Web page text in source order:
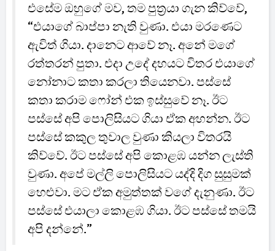
එසේම ඔහුගේ මව, තම පුත්‍රයා ගැන කිව්වේ,
“එයාගේ බාප්පා නැති වුණා. එයා මරණෙට
ඇවිත් ගියා. දානෙට ආවේ නෑ. අනේ මගේ
රත්තරන් පුතා. එදා උදේ දහයට විතර එයාගේ
නෝනාට කතා කරලා තියෙනවා. පස්සේ
කතා කරාම ෆෝන් එක ඉස්සුවේ නෑ. ඊට
පස්සේ අපි පොලිසියට ගියා ඒක අහන්න. ඊට
පස්සේ කකුල තුවාල වුණා කියලා විතරයි
කිව්වේ. ඊට පස්සේ අපි කොළඹ යන්න ලැස්ති
වුණා. අපේ මල්ලි පොලිසියට යද්දි දිග සුසුමක්
හෙළුවා. මට ඒක අමුත්තක් වගේ දැනුණා. ඊට
පස්සේ එයාලා කොළඹ ගියා. ඊට පස්සේ තමයි
අපි දන්නේ.”